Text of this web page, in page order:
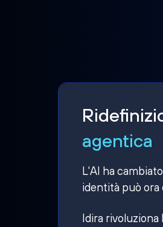
agentica
L'AI ha
identità può ora
Idira